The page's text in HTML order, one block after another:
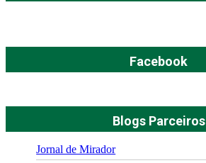
Facebook
Blogs Parceiros
Jornal de Mirador